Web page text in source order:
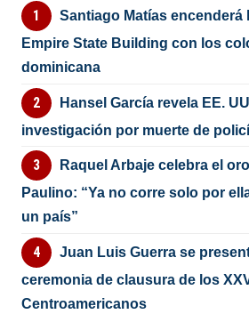
Santiago Matías encenderá
Empire State Building con los
dominicana
Hansel García revela EE.
investigación por muerte de
Raquel Arbaje celebra el
Paulino: “Ya no corre solo por
un país”
Juan Luis Guerra se
ceremonia de clausura de los
Centroamericanos